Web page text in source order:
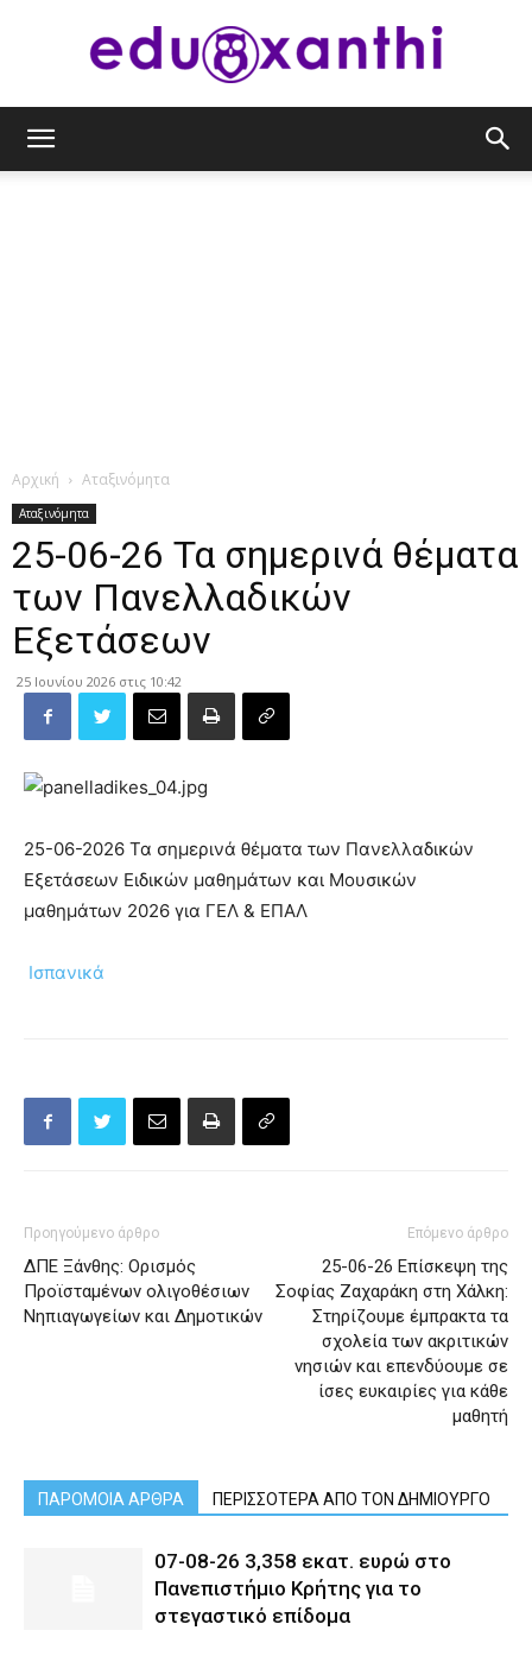
Αρχική Αταξινόμητα
Αταξινόμητα
25-06-26 Τα σημερινά θέματα
των Πανελλαδικών
Εξετάσεων
25 Ιουνίου 2026 στις 10:42
25-06-2026 Τα σημερινά θέματα των Πανελλαδικών
Εξετάσεων Ειδικών μαθημάτων και Μουσικών
μαθημάτων 2026 για ΓΕΛ & ΕΠΑΛ
Ισπανικά
Προηγούμενο άρθρο
ΔΠΕ Ξάνθης: Ορισμός
Προϊσταμένων ολιγοθέσιων
Νηπιαγωγείων και Δημοτικών
Επόμενο άρθρο
25-06-26 Επίσκεψη της
Σοφίας Ζαχαράκη στη Χάλκη:
Στηρίζουμε έμπρακτα τα
σχολεία των ακριτικών
νησιών και επενδύουμε σε
ίσες ευκαιρίες για κάθε
μαθητή
ΠΑΡΟΜΟΙΑ ΑΡΘΡΑ ΠΕΡΙΣΣΟΤΕΡΑ ΑΠΟ ΤΟΝ ΔΗΜΙΟΥΡΓΟ
07-08-26 3,358 εκατ. ευρώ στο
Πανεπιστήμιο Κρήτης για το
στεγαστικό επίδομα